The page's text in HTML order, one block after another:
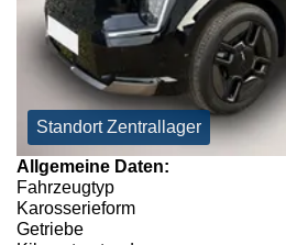
Standort Zentrallager
Allgemeine Daten:
Fahrzeugtyp
Karosserieform
Getriebe